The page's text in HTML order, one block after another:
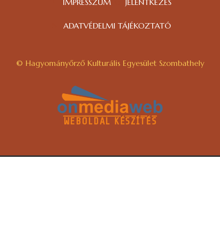
ADATVÉDELMI TÁJÉKOZTATÓ
© Hagyományőrző Kulturális Egyesület Szombathely
WEBOLDAL KÉSZÍTÉS